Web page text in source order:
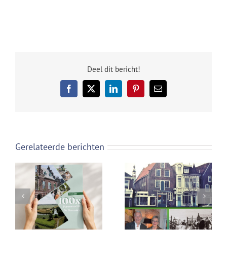
Deel dit bericht!
Facebook
X LinkedInPinterest
E-
Gerelateerde berichten